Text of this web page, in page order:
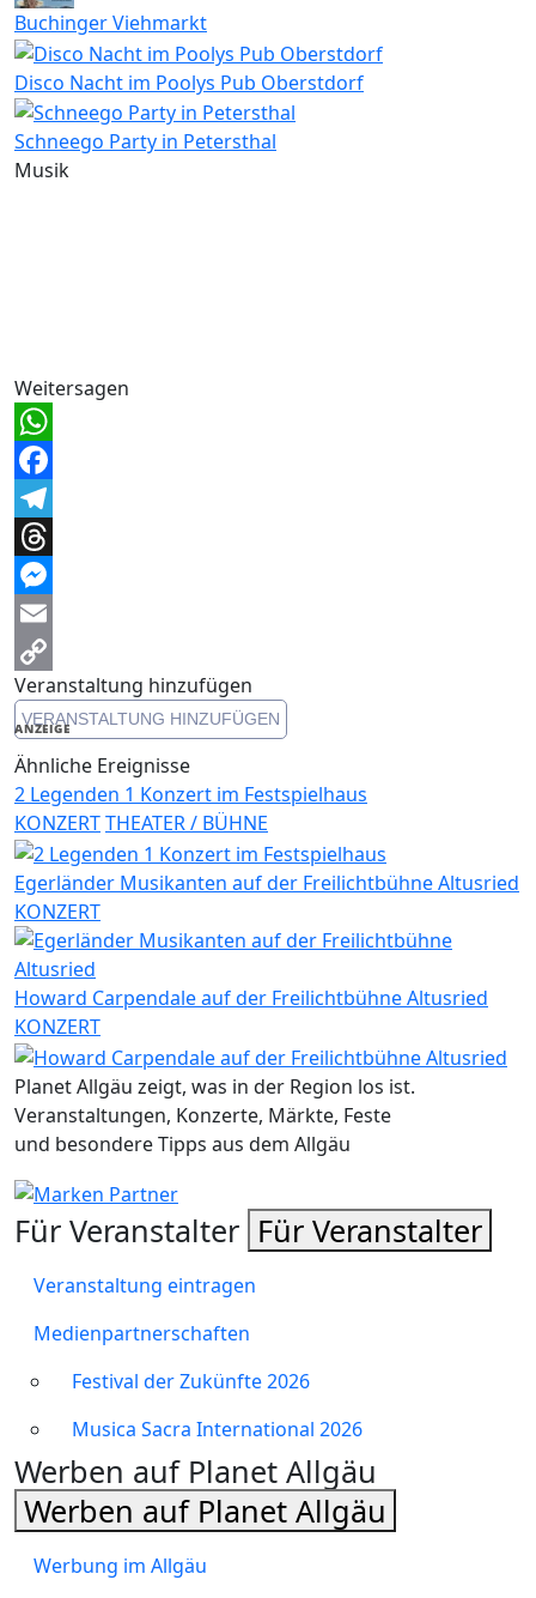
Buchinger Viehmarkt
Disco Nacht im Poolys Pub Oberstdorf
Schneego Party in Petersthal
Musik
Weitersagen
WhatsApp
Facebook
Telegram
Threads
Messenger
Email
Copy
Link
Veranstaltung hinzufügen
VERANSTALTUNG HINZUFÜGEN
ANZEIGE
Ähnliche Ereignisse
2 Legenden 1 Konzert im Festspielhaus
KONZERTTHEATER / BÜHNE
Egerländer Musikanten auf der Freilichtbühne Altusried
KONZERT
Howard Carpendale auf der Freilichtbühne Altusried
KONZERT
Planet Allgäu zeigt, was in der Region los ist.
Veranstaltungen, Konzerte, Märkte, Feste
und besondere Tipps aus dem Allgäu
Für Veranstalter Für Veranstalter
Veranstaltung eintragen
Medienpartnerschaften
Festival der Zukünfte 2026
Musica Sacra International 2026
Werben auf Planet Allgäu
Werben auf Planet Allgäu
Werbung im Allgäu